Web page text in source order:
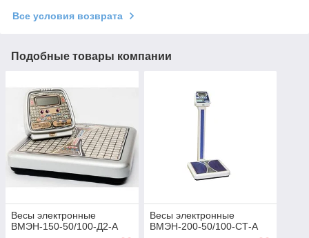
Все условия возврата
Подобные товары компании
Весы электронные
ВМЭН-150-50/100-Д2-А
Весы электронные
ВМЭН-200-50/100-СТ-А